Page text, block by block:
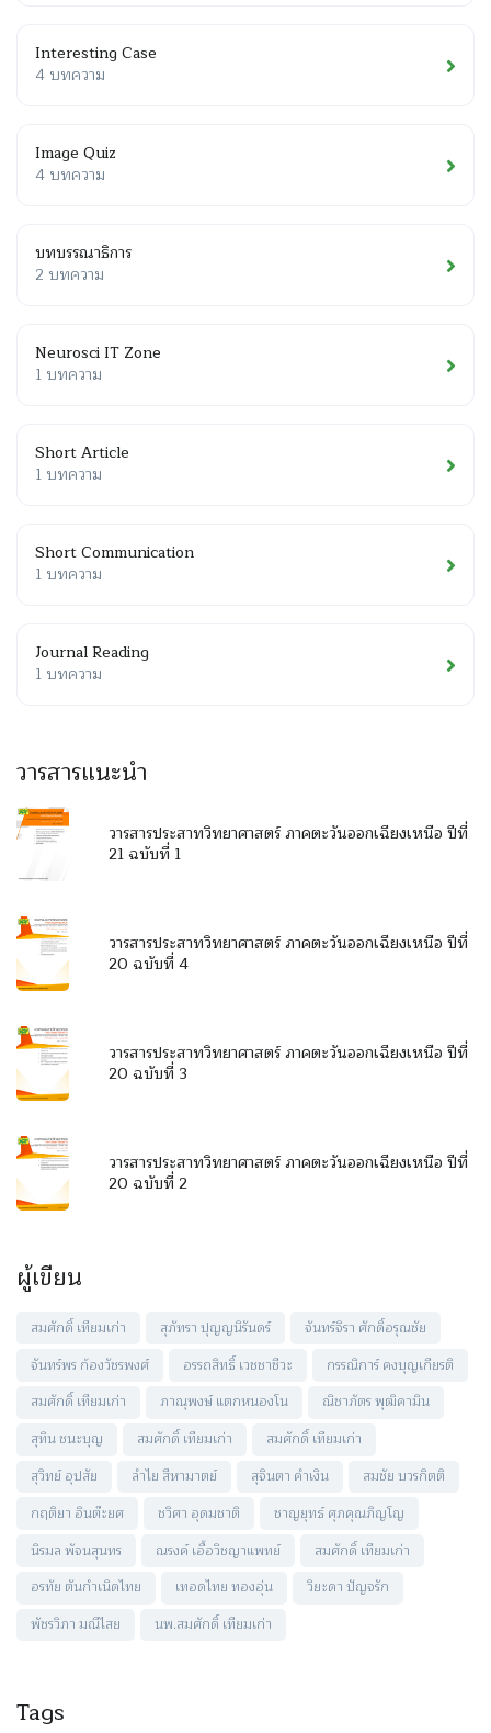
Interesting Case
4 บทความ
Image Quiz
4 บทความ
บทบรรณาธิการ
2 บทความ
Neurosci IT Zone
1 บทความ
Short Article
1 บทความ
Short Communication
1 บทความ
Journal Reading
1 บทความ
วารสารแนะนำ
วารสารประสาทวิทยาศาสตร์ ภาคตะวันออกเฉียงเหนือ ปีที่
21 ฉบับที่ 1
วารสารประสาทวิทยาศาสตร์ ภาคตะวันออกเฉียงเหนือ ปีที่
20 ฉบับที่ 4
วารสารประสาทวิทยาศาสตร์ ภาคตะวันออกเฉียงเหนือ ปีที่
20 ฉบับที่ 3
วารสารประสาทวิทยาศาสตร์ ภาคตะวันออกเฉียงเหนือ ปีที่
20 ฉบับที่ 2
ผู้เขียน
สมศักดิ์ เทียมเก่า สุภัทรา ปุญญนิรันดร์
จันทร์จิรา ศักดิ์อรุณชัย
จันทร์พร ก้องวัชรพงศ์
อรรถสิทธิ์ เวชชาชีวะ
กรรณิการ์ คงบุญเกียรติ
สมศักดิ์ เทียมเก่า
ภาณุพงษ์ แตกหนองโน
ณิชาภัตร พุฒิคามิน
สุทิน ชนะบุญ
สมศักดิ์ เทียมเก่า
สมศักดิ์ เทียมเก่า
สุวิทย์ อุปสัย
ลำไย สีหามาตย์ สุจินตา คำเงิน
สมชัย บวรกิตติ
กฤติยา อินต๊ะยศ
ชวิศา อุดมชาติ
ชาญยุทธ์ ศุภคุณภิญโญ
นิรมล พัจนสุนทร
ณรงค์ เอื้อวิชญาแพทย์
สมศักดิ์ เทียมเก่า
อรทัย ตันกำเนิดไทย
เทอดไทย ทองอุ่น
วิยะดา ปัญจรัก
พัชรวิภา มณีไสย
นพ.สมศักดิ์ เทียมเก่า
Tags